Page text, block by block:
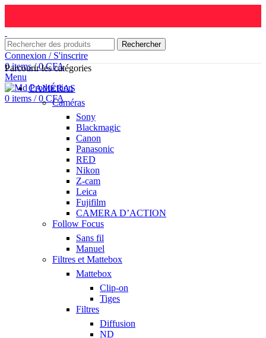
Rechercher
Connexion / S'inscrire
0items / 0CFA
Menu
0 items / 0 CFA
Parcourir les catégories
CAMÉRAS
Caméras
Sony
Blackmagic
Canon
Panasonic
RED
Nikon
Z-cam
Leica
Fujifilm
CAMERA D’ACTION
Follow Focus
Sans fil
Manuel
Filtres et Mattebox
Mattebox
Clip-on
Tiges
Filtres
Diffusion
ND